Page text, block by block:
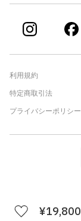
¥19,800
利用規約
特定商取引法
プライバシーポリシー